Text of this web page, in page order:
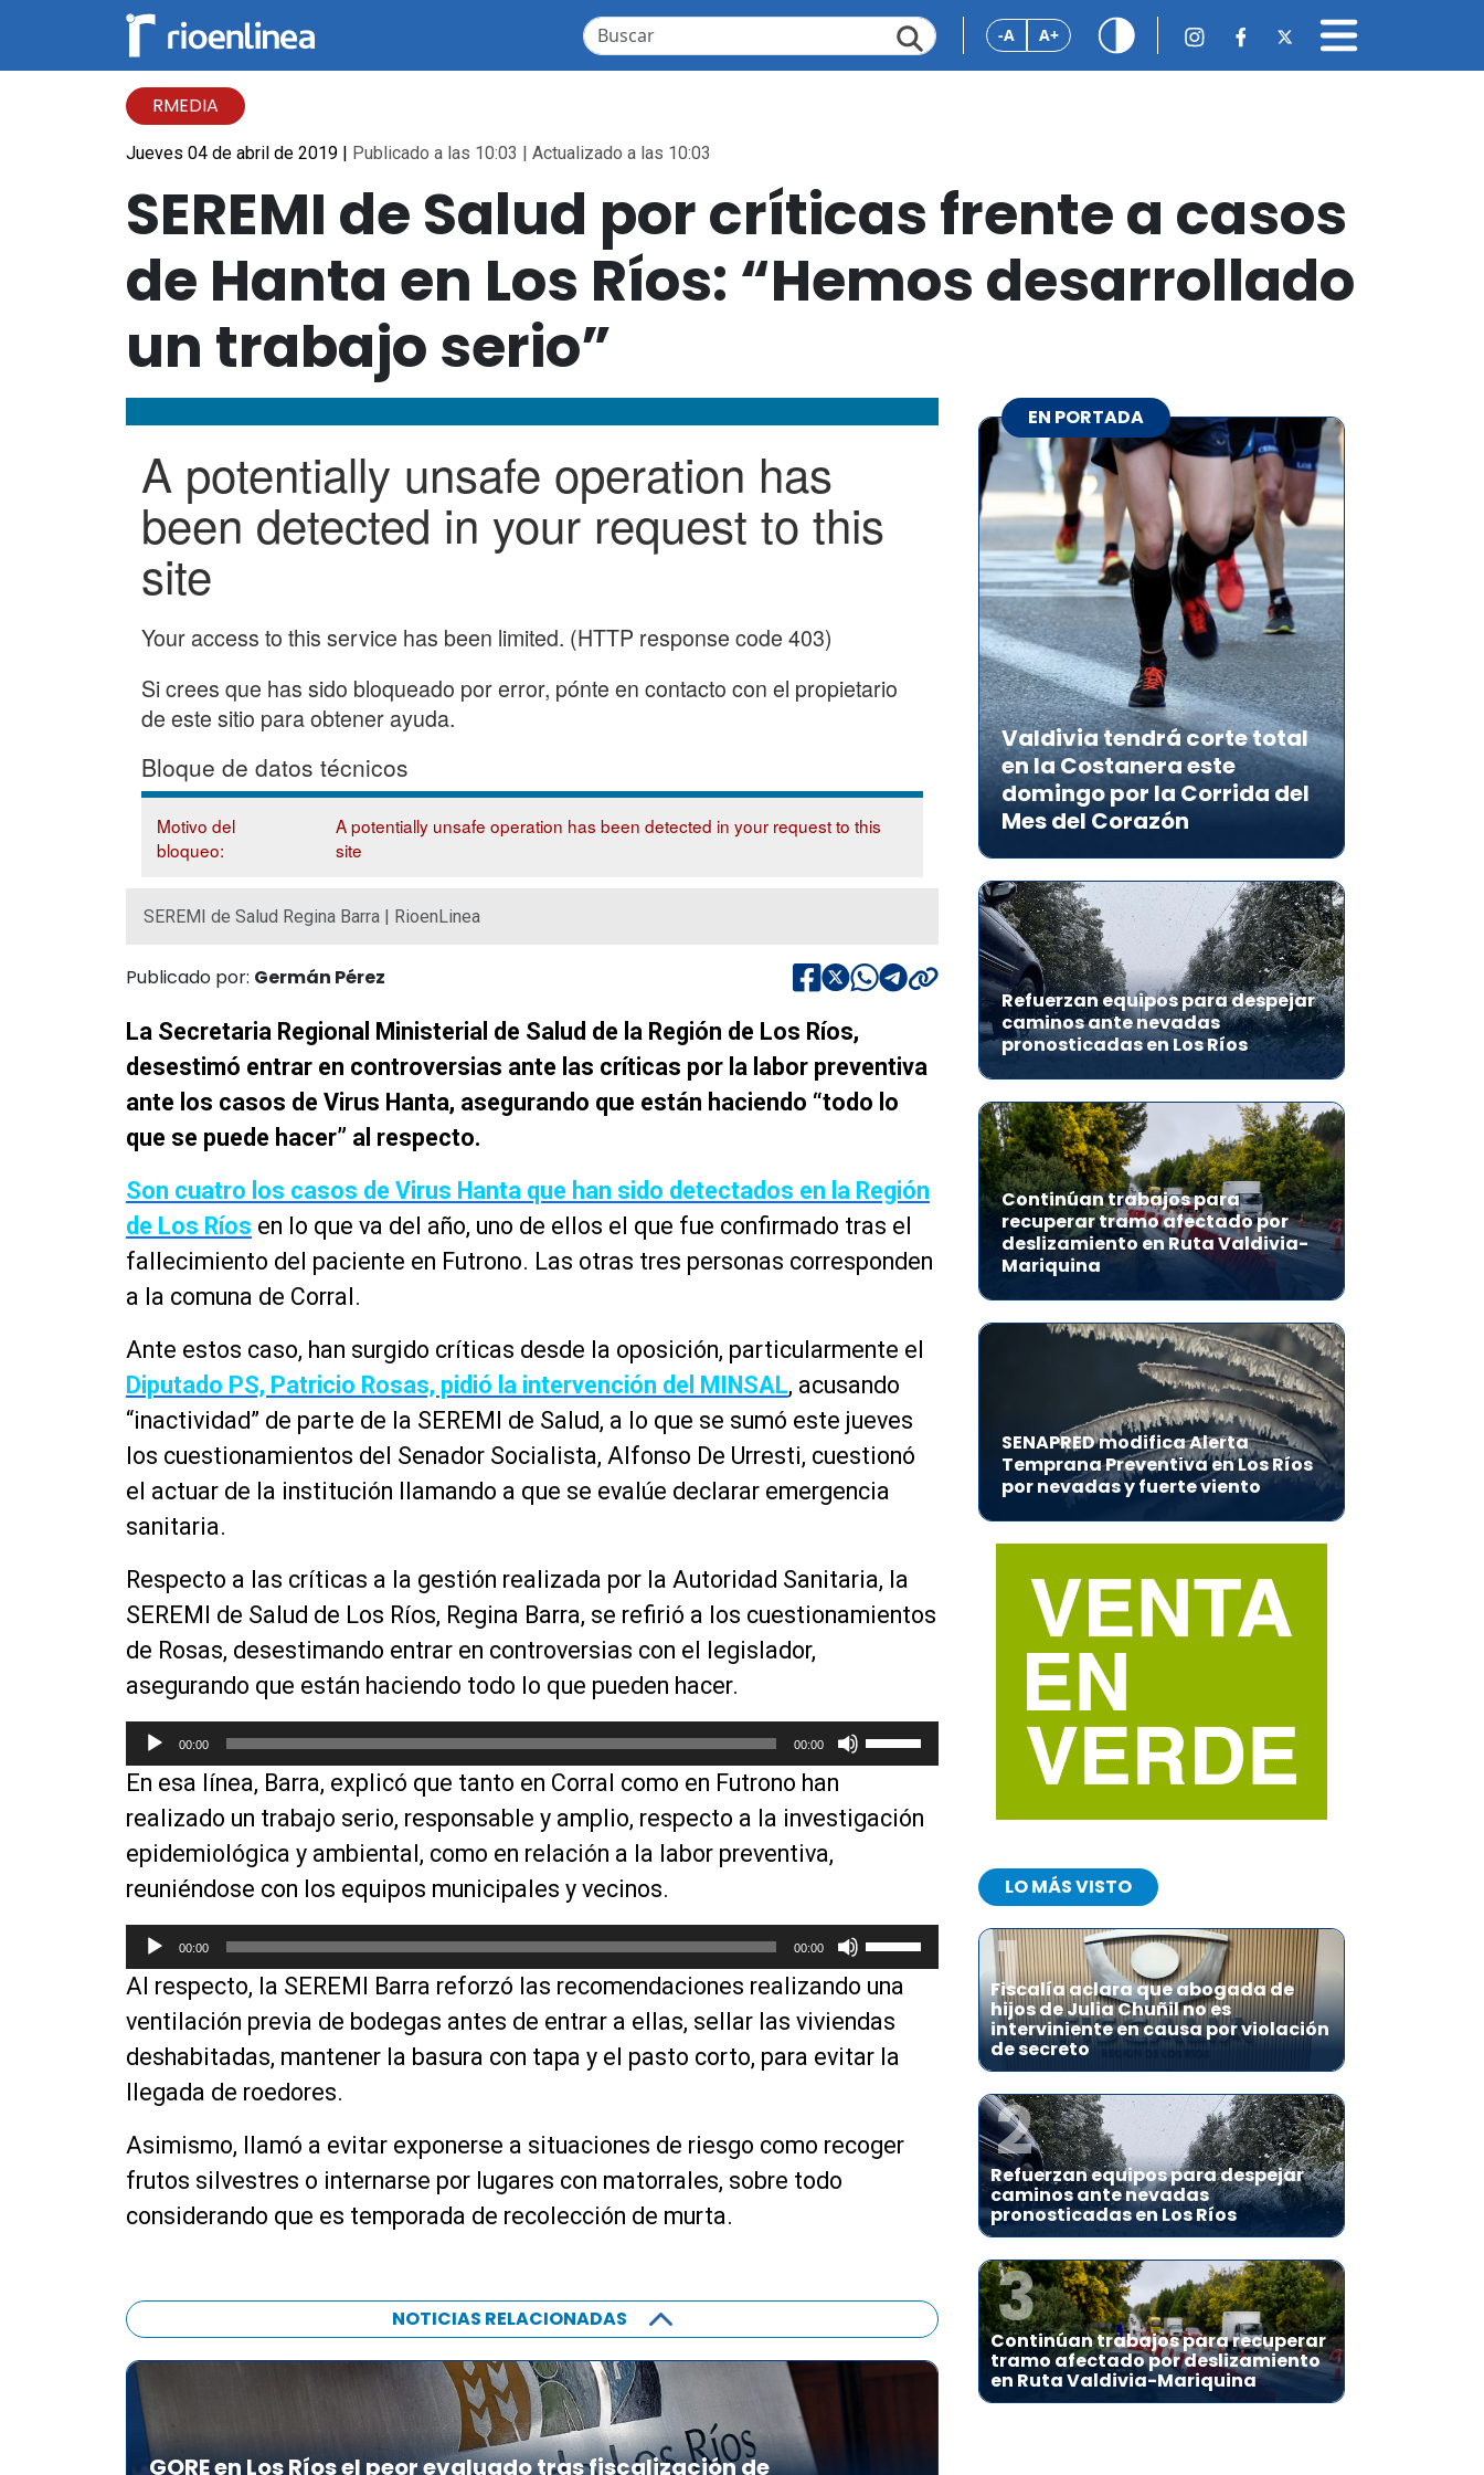
-A A+
RMEDIA
Jueves 04 de abril de 2019 | Publicado a las 10:03 | Actualizado a las 10:03
SEREMI de Salud por críticas frente a casos
de Hanta en Los Ríos: “Hemos desarrollado
un trabajo serio”
SEREMI de Salud Regina Barra | RioenLinea
Publicado por: Germán Pérez
La Secretaria Regional Ministerial de Salud de la Región de Los Ríos,
desestimó entrar en controversias ante las críticas por la labor preventiva
ante los casos de Virus Hanta, asegurando que están haciendo “todo lo
que se puede hacer” al respecto.
Son cuatro los casos de Virus Hanta que han sido detectados en la Región
de Los Ríos en lo que va del año, uno de ellos el que fue confirmado tras el
fallecimiento del paciente en Futrono. Las otras tres personas corresponden
a la comuna de Corral.
Ante estos caso, han surgido críticas desde la oposición, particularmente el
Diputado PS, Patricio Rosas, pidió la intervención del MINSAL, acusando
“inactividad” de parte de la SEREMI de Salud, a lo que se sumó este jueves
los cuestionamientos del Senador Socialista, Alfonso De Urresti, cuestionó
el actuar de la institución llamando a que se evalúe declarar emergencia
sanitaria.
Respecto a las críticas a la gestión realizada por la Autoridad Sanitaria, la
SEREMI de Salud de Los Ríos, Regina Barra, se refirió a los cuestionamientos
de Rosas, desestimando entrar en controversias con el legislador,
asegurando que están haciendo todo lo que pueden hacer.
e
p
r
d
u
c
o
r
d
e
a
u
d
i
o
00:00 00:00
l
a
s
t
e
c
d
a
En esa línea, Barra, explicó que tanto en Corral como en Futrono han
realizado un trabajo serio, responsable y amplio, respecto a la investigación
epidemiológica y ambiental, como en relación a la labor preventiva,
reuniéndose con los equipos municipales y vecinos.
e
p
r
d
u
t
o
d
u
d
i
00:00 00:00
i
l
z
a
a
s
d
Al respecto, la SEREMI Barra reforzó las recomendaciones realizando una
ventilación previa de bodegas antes de entrar a ellas, sellar las viviendas
deshabitadas, mantener la basura con tapa y el pasto corto, para evitar la
llegada de roedores.
Asimismo, llamó a evitar exponerse a situaciones de riesgo como recoger
frutos silvestres o internarse por lugares con matorrales, sobre todo
considerando que es temporada de recolección de murta.
NOTICIAS RELACIONADAS
GORE en Los Ríos el peor evaluado tras fiscalización de
EN PORTADA
Valdivia tendrá corte total
en la Costanera este
domingo por la Corrida del
Mes del Corazón
Refuerzan equipos para despejar
caminos ante nevadas
pronosticadas en Los Ríos
Continúan trabajos para
recuperar tramo afectado por
deslizamiento en Ruta Valdivia-
Mariquina
SENAPRED modifica Alerta
Temprana Preventiva en Los Ríos
por nevadas y fuerte viento
LO MÁS VISTO
1
Fiscalía aclara que abogada de
hijos de Julia Chuñil no es
interviniente en causa por violación
de secreto
2
Refuerzan equipos para despejar
caminos ante nevadas
pronosticadas en Los Ríos
3
Continúan trabajos para recuperar
tramo afectado por deslizamiento
en Ruta Valdivia-Mariquina